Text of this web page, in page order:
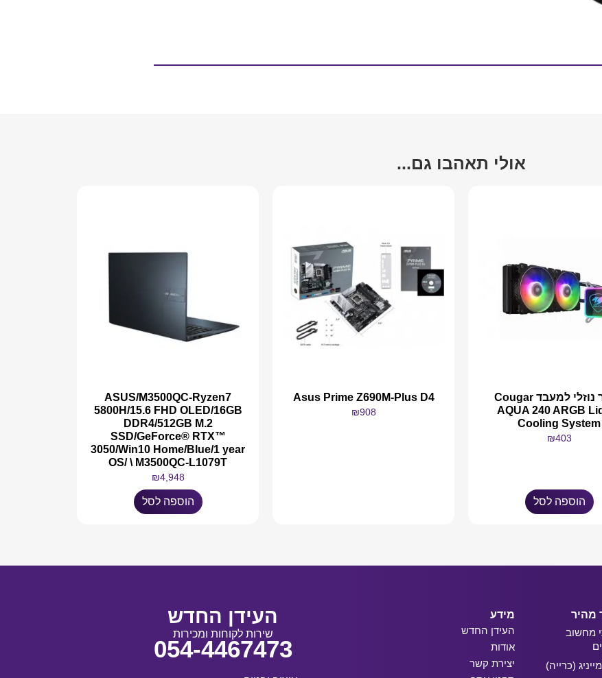
אולי תאהבו גם...
קירור נוזלי למעבד Cougar
AQUA 240 ARGB
Cooling System
₪403
הוספה לסל
Asus Prime Z690M-Plus D4
₪908
ASUS/M3500QC-Ryzen7
5800H/15.6 FHD OLED/16GB
DDR4/512GB M.2
SSD/GeForce® RTX™
3050/Win10 Home/Blue/1 year
OS/ \ M3500QC-L1079T
₪4,948
הוספה לסל
מהיר
מחשוב
(כרייה)
מידע
העידן החדש
אודות
יצירת קשר
העידן החדש
שירות לקוחות ומכירות
054-4467473